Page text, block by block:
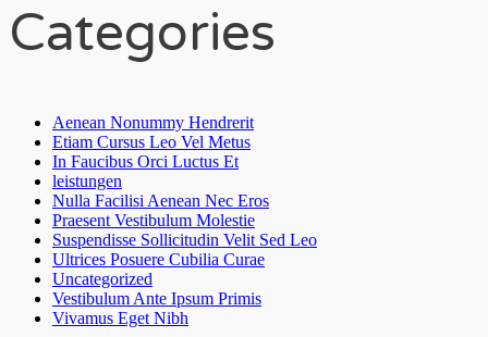
Categories
Aenean Nonummy Hendrerit
Etiam Cursus Leo Vel Metus
In Faucibus Orci Luctus Et
leistungen
Nulla Facilisi Aenean Nec Eros
Praesent Vestibulum Molestie
Suspendisse Sollicitudin Velit Sed Leo
Ultrices Posuere Cubilia Curae
Uncategorized
Vestibulum Ante Ipsum Primis
Vivamus Eget Nibh